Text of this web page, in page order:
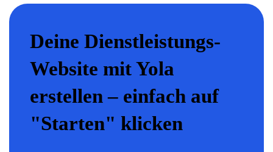
Deine Dienstleistungs-
Website mit Yola
erstellen – einfach auf
"Starten" klicken